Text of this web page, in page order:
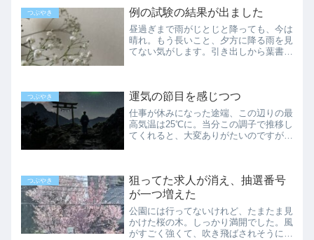
つぶやき 例の試験の結果が出ました
昼過ぎまで雨がじとじと降っても、今は
晴れ。もう長いこと、夕方に降る雨を見
てない気がします。引き出しから葉書を
乙種第4類…略して乙四の...
つぶやき 運気の節目を感じつつ
仕事が休みになった途端、この辺りの最
高気温は25℃に。当分この調子で推移し
てくれると、大変ありがたいのですが。
3日は影響が残るのだそ...
つぶやき
狙ってた求人が消え、抽選番号
が一つ増えた
公園には行ってないけれど、たまたま見
かけた桜の木。しっかり満開でした。風
がすごく強くて、吹き飛ばされそうにな